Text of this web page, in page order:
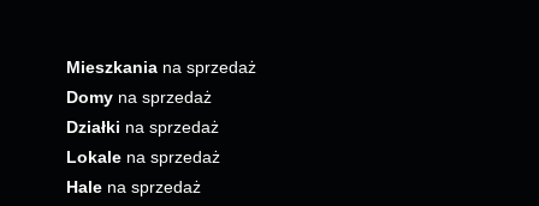
Mieszkania na sprzedaż
Domy na sprzedaż
Działki na sprzedaż
Lokale na sprzedaż
Hale na sprzedaż